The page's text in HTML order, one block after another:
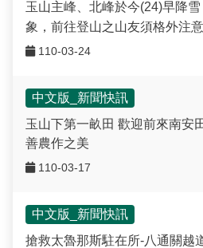
玉山主峰、北峰於今(24)早降
象，前往登山之山友須格外注
110-03-24
中文版_新聞快訊
玉山下第一畝田 歡迎前來南安
善農作之美
110-03-17
中文版_新聞快訊
搶救太魯那斯駐在所-八通關越